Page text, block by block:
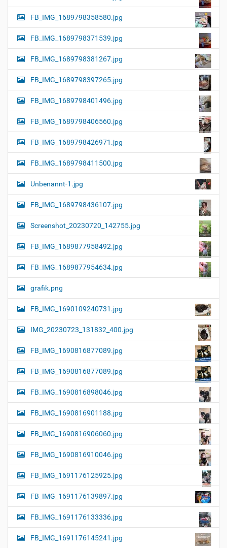
FB_IMG_1689798358580.jpg
FB_IMG_1689798371539.jpg
FB_IMG_1689798381267.jpg
FB_IMG_1689798397265.jpg
FB_IMG_1689798401496.jpg
FB_IMG_1689798406560.jpg
FB_IMG_1689798426971.jpg
FB_IMG_1689798411500.jpg
Unbenannt-1.jpg
FB_IMG_1689798436107.jpg
Screenshot_20230720_142755.jpg
FB_IMG_1689877958492.jpg
FB_IMG_1689877954634.jpg
grafik.png
FB_IMG_1690109240731.jpg
IMG_20230723_131832_400.jpg
FB_IMG_1690816877089.jpg
FB_IMG_1690816877089.jpg
FB_IMG_1690816898046.jpg
FB_IMG_1690816901188.jpg
FB_IMG_1690816906060.jpg
FB_IMG_1690816910046.jpg
FB_IMG_1691176125925.jpg
FB_IMG_1691176139897.jpg
FB_IMG_1691176133336.jpg
FB_IMG_1691176145241.jpg